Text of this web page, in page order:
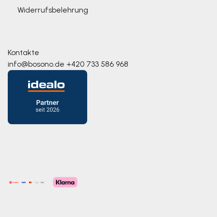
Widerrufsbelehrung
Kontakte
info@bosono.de +420 733 586 968